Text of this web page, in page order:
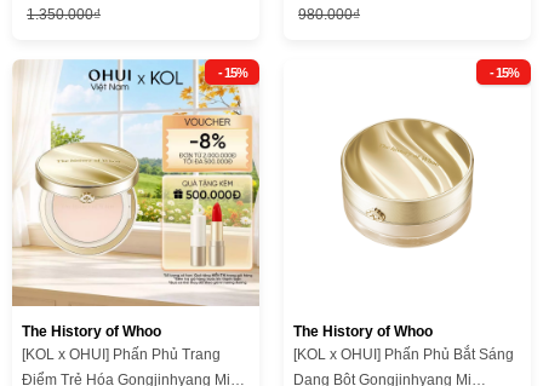
1.350.000₫
980.000₫
- 15%
The History of Whoo
[KOL x OHUI] Phấn Phủ Trang
Điểm Trẻ Hóa Gongjinhyang Mi
- 15%
The History of Whoo
[KOL x OHUI] Phấn Phủ Bắt Sáng
Dạng Bột Gongjinhyang Mi